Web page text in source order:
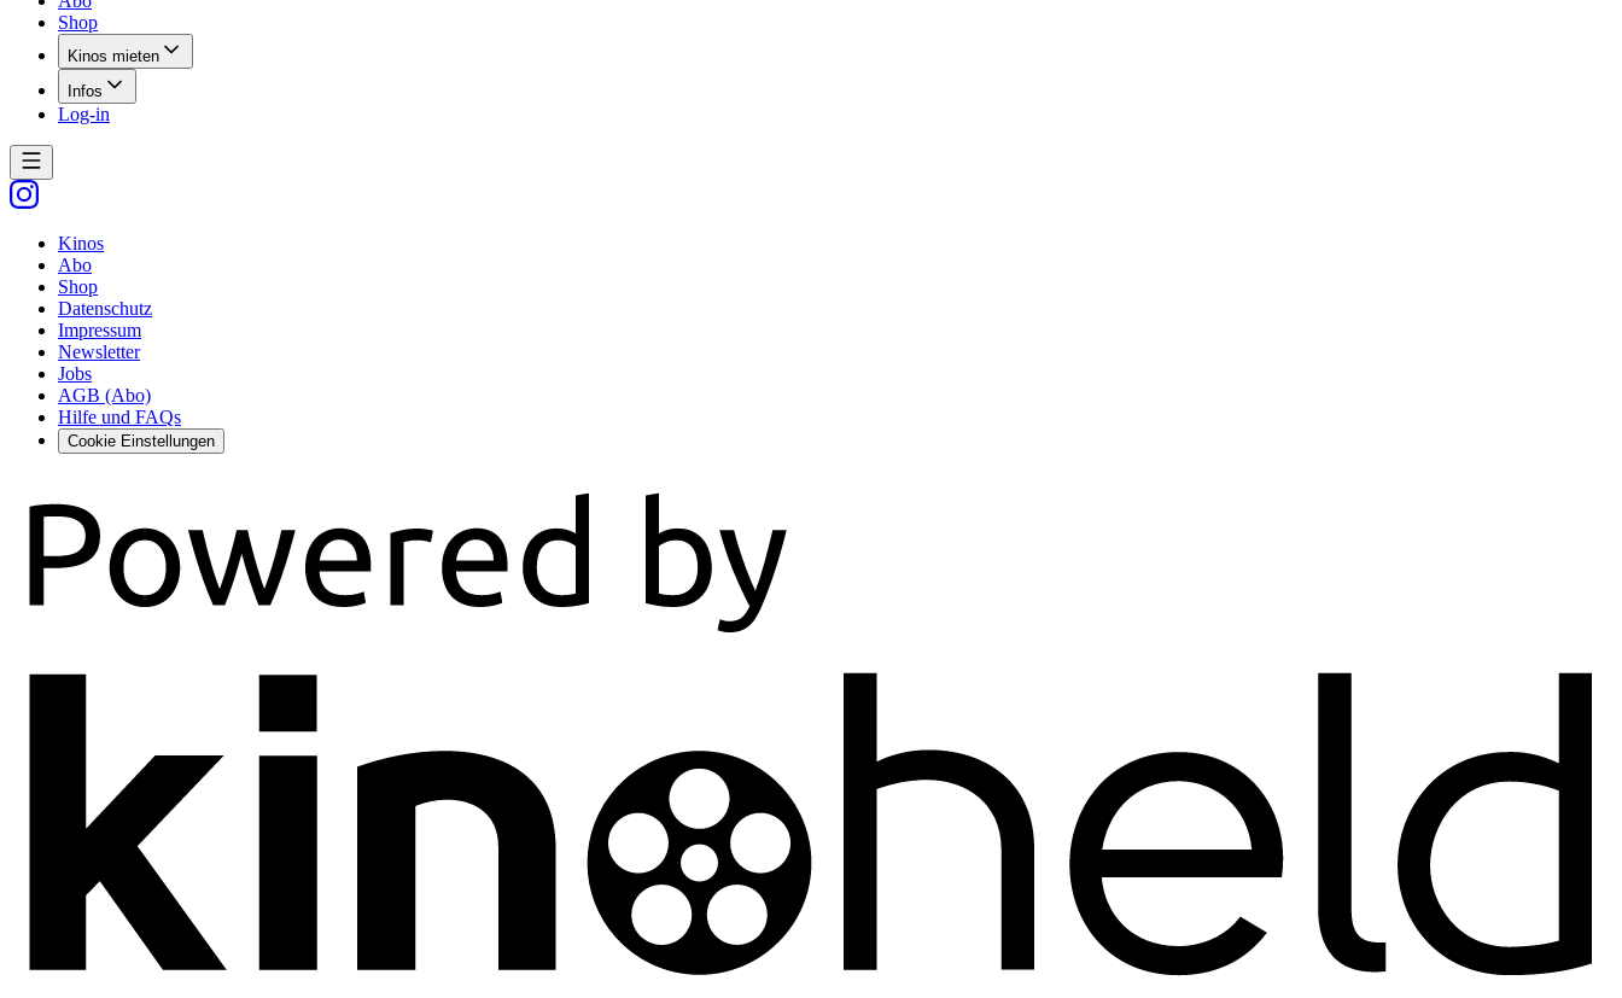
Shop
Kinos mieten
Infos
Log-in
Kinos
Abo
Shop
Datenschutz
Impressum
Newsletter
Jobs
AGB (Abo)
Hilfe und FAQs
Cookie Einstellungen